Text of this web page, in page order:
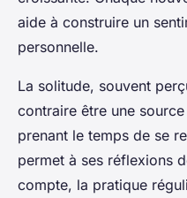
aide à construire un
personnelle.
La solitude, souvent
contraire être une
prenant le temps de se
permet à ses réflexions
compte, la pratique